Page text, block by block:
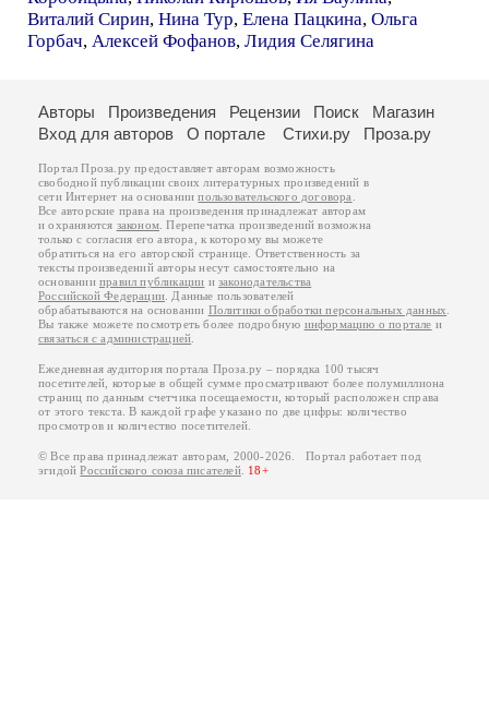
Виталий Сирин, Нина Тур, Елена Пацкина, Ольга
Горбач, Алексей Фофанов, Лидия Селягина
Авторы Произведения Рецензии Поиск
Магазин
Вход для авторов
О портале Стихи.ру Проза.ру
Портал Проза.ру предоставляет авторам возможность
свободной публикации своих литературных произведений в
сети Интернет на основаниипользовательского договора
Все авторские права на произведения принадлежат авторам
и охраняются законом . Перепечатка произведений возможна
только с согласия его автора, к которому вы можете
обратиться на его авторской странице. Ответственность за
тексты произведений авторы несут самостоятельно на
основанииправил публикации изаконодательства
Российской Федерации . Данные пользователей
обрабатываются на основании Политики обработки персональных данных
Вы также можете посмотреть более подробную информацию о портале и
связаться с администрацией
Ежедневная аудитория портала Проза.ру – порядка 100 тысяч
посетителей, которые в общей сумме просматривают более полумиллиона
страниц по данным счетчика посещаемости, который расположен справа
от этого текста. В каждой графе указано по две цифры: количество
просмотров и количество посетителей.
© Все права принадлежат авторам, 2000-2026. Портал работает под
эгидойРоссийского союза писателей. 18+